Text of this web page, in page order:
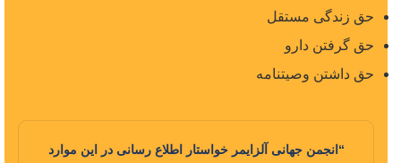
حق زندگی مستقل
حق گرفتن دارو
حق داشتن وصیتنامه
“انجمن جهانی آلزایمر خواستار اطلاع رسانی در این موارد